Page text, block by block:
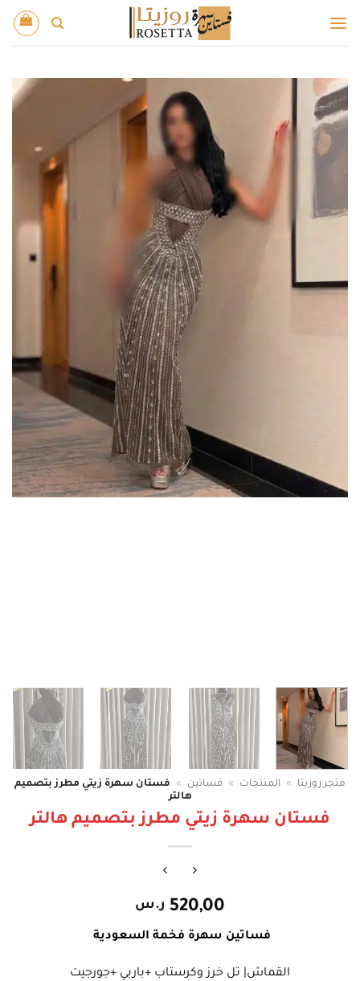
للمحتوى
متجر روزيتا » المنتجات » فساتين »
فستان سهرة زيتي مطرز بتصميم
هالتر
فستان سهرة زيتي مطرز بتصميم هالتر
520,00 ر.س
فساتين سهرة فخمة السعودية
القماش| تل خرز وكرستاب +باربي +جورجيت